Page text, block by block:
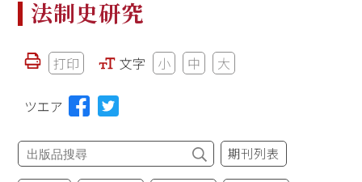
法制史研究
打印 文字 小 中 大
ツエア
期刊列表